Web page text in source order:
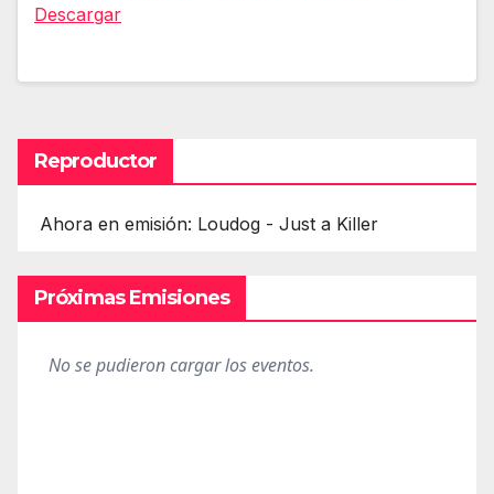
Descargar
Reproductor
Ahora en emisión: Loudog - Just a Killer
Próximas Emisiones